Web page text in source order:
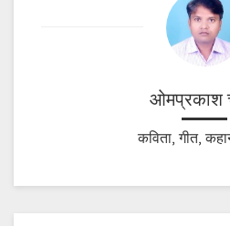
ओमप्रकाश
कविता, गीत,